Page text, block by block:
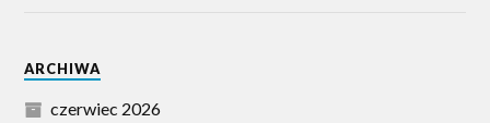
ARCHIWA
czerwiec 2026